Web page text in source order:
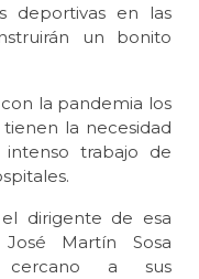
deportivas en las
un bonito
la pandemia los
tienen la necesidad
trabajo de
dirigente de esa
José Martín Sosa
cercano a sus